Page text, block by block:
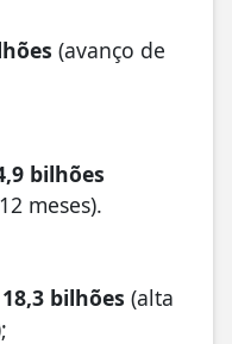
(avanço de
bilhões
meses).
18,3 bilhões (alta